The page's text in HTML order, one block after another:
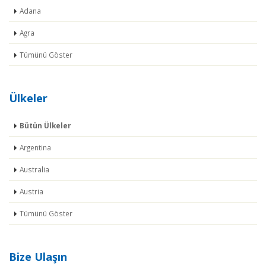
Adana
Agra
Tümünü Göster
Ülkeler
Bütün Ülkeler
Argentina
Australia
Austria
Tümünü Göster
Bize Ulaşın